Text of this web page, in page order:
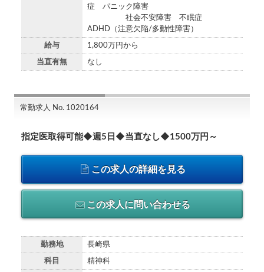
症 パニック障害
社会不安障害 不眠症
ADHD（注意欠陥/多動性障害）
給与 1,800万円から
当直有無 なし
常勤求人 No. 1020164
指定医取得可能◆週5日◆当直なし◆1500万円～
この求人の詳細を見る
この求人に問い合わせる
勤務地 長崎県
科目 精神科